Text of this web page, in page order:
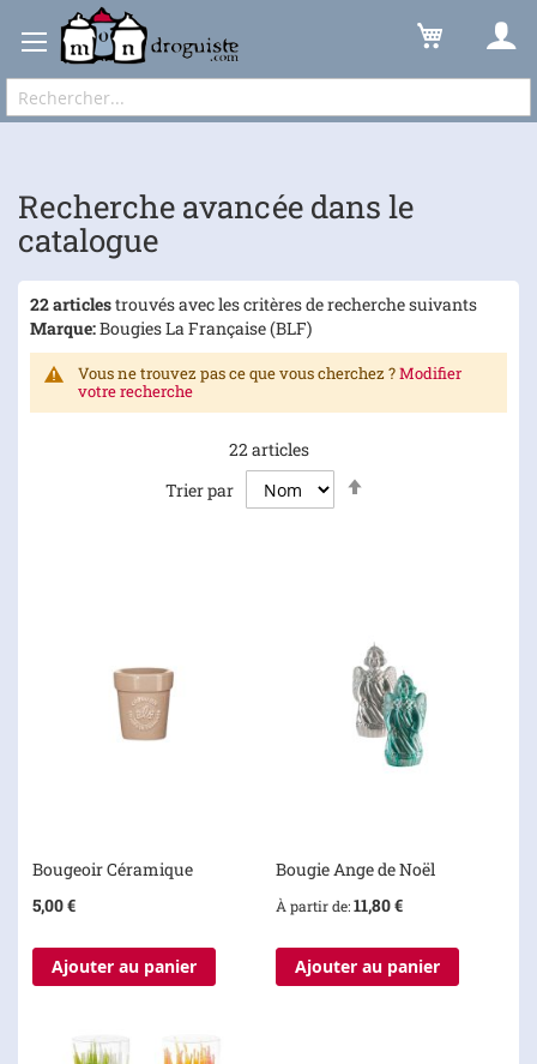
Expédition sous 48 à 72h et frais de port à partir de 6,90 € !
Recherche avancée dans le catalogue
Recherche avancée dans le
catalogue
22 articlestrouvés avec les critères de recherche suivants
Marque:Bougies La Française (BLF)
Vous ne trouvez pas ce que vous cherchez ?Modifier
votre recherche
22 articles
Trier par
Bougeoir Céramique
5,00 €
Ajouter au panier
Bougie Ange de Noël
À partir de 11,80 €
Ajouter au panier